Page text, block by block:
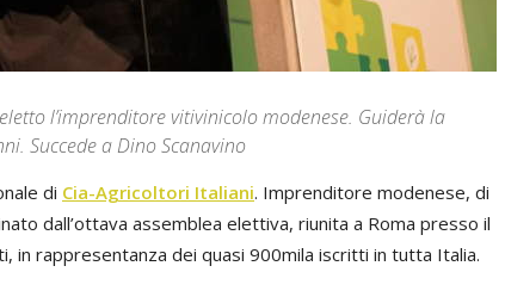
l’imprenditore vitivinicolo modenese. Guiderà la
Succede a Dino Scanavino
di Cia-Agricoltori Italiani. Imprenditore modenese, di
dall’ottava assemblea elettiva, riunita a Roma presso il
in rappresentanza dei quasi 900mila iscritti in tutta Italia.